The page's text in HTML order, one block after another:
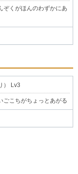
ぞくがほんのわずかにあ
） Lv3
ごこちがちょっとあがる